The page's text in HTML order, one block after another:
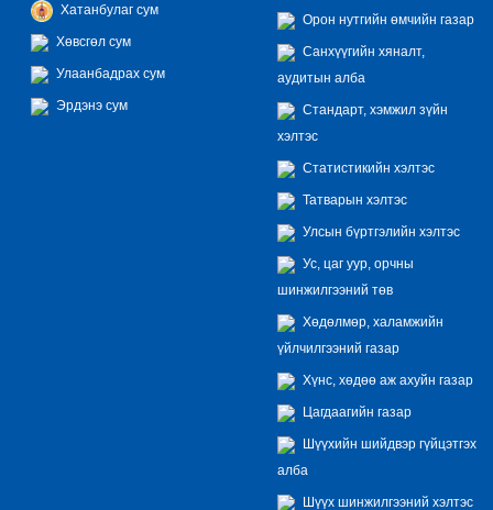
Хатанбулаг сум
Хөвсгөл сум
Улаанбадрах сум
Эрдэнэ сум
Орон нутгийн өмчийн газар
Санхүүгийн хяналт,
аудитын алба
Стандарт, хэмжил зүйн
хэлтэс
Статистикийн хэлтэс
Татварын хэлтэс
Улсын бүртгэлийн хэлтэс
Ус, цаг уур, орчны
шинжилгээний төв
Хөдөлмөр, халамжийн
үйлчилгээний газар
Хүнс, хөдөө аж ахуйн газар
Цагдаагийн газар
Шүүхийн шийдвэр гүйцэтгэх
алба
Шүүх шинжилгээний хэлтэс